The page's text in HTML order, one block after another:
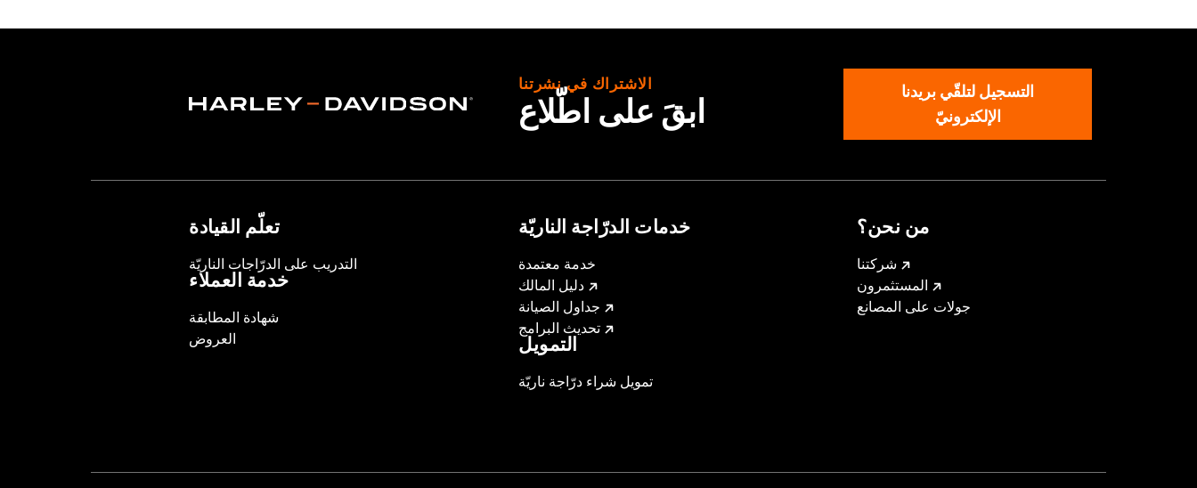
WARRANTY:2 year limited warranty - Go towww.h-d.com/warrantyfor full details
الاشتراك في نشرتنا
ابقَ على اطّلاع
التسجيل لتلقّي بريدنا
الإلكترونيّ
تعلّم القيادة
التدريب على الدرّاجات الناريّة
خدمة العملاء
شهادة المطابقة
العروض
خدمات الدرّاجة الناريّة
خدمة معتمدة
دليل المالك
جداول الصيانة
تحديث البرامج
التمويل
تمويل شراء درّاجة ناريّة
من نحن؟
شركتنا
المستثمرون
جولات على المصانع